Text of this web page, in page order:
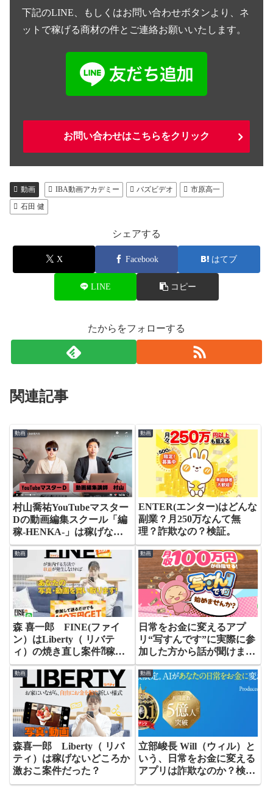
下記のLINE、もしくはお問い合わせボタンより、ネ
ットで稼げる商材の件とご連絡お願いいたします。
お問い合わせはこちらをクリック
動画 IBA動画アカデミー バズビデオ
市原高一
石田 健
シェアする
X Facebook はてブ
LINE コピー
たからをフォローする
関連記事
動画
村山喬祐YouTubeマスター
Dの動画編集スクール「編
稼-HENKA-」は稼げな
い？
動画
ENTER(エンター)はどんな
副業？月250万なんて無
理？詐欺なの？検証。
動画
森 喜一郎 FINE(ファイ
ン）はLiberty（ リバテ
ィ）の焼き直し案件⁈稼げ
ない？評判は？
動画
日常をお金に変えるアプ
リ“写すんです”に実際に参
加した方から話が聞けまし
た
動画
森喜一郎 Liberty（ リバ
ティ）は稼げないどころか
激おこ案件だった？
動画
立部峻長 Will（ウィル）と
いう、日常をお金に変える
アプリは詐欺なのか？検
証。